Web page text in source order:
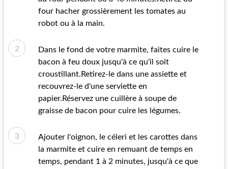
four hacher grossièrement les tomates au
robot ou à la main.
Dans le fond de votre marmite, faites cuire le
bacon à feu doux jusqu'à ce qu'il soit
croustillant.Retirez-le dans une assiette et
recouvrez-le d'une serviette en
papier.Réservez une cuillère à soupe de
graisse de bacon pour cuire les légumes.
Ajouter l'oignon, le céleri et les carottes dans
la marmite et cuire en remuant de temps en
temps, pendant 1 à 2 minutes, jusqu'à ce que